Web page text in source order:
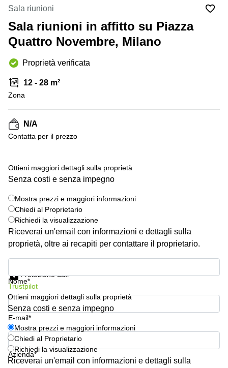
Brescia
Pescara
Verona
Catania
Bologna
Bergamo
Como
Napoli
affitto a
Pescara
Coworking
Lombardy
Business
Toscana
Business
center
Milano
Business
Coworking
Campania
Coworking
Cagliari
Coworking
Pescara
Coworking
Brescia
Affitto
Business
Centers
a
Treviso
Affitto
Business
Centers
a Napoli
Sala riunioni
Sala riunioni in affitto su Piazza
Quattro Novembre, Milano
Proprietà verificata
12 - 28 m²
Zona
N/A
Сontatta per il prezzo
Ottieni maggiori dettagli sulla proprietà
Senza costi e senza impegno
Mostra prezzi e maggiori informazioni
Chiedi al Proprietario
Richiedi la visualizzazione
Riceverai un'email con informazioni e dettagli sulla
proprietà, oltre ai recapiti per contattare il proprietario.
Nome*
E-mail*
Azienda*
Protezione dati
Trustpilot
Ottieni maggiori dettagli sulla proprietà
Senza costi e senza impegno
Mostra prezzi e maggiori informazioni
Chiedi al Proprietario
Richiedi la visualizzazione
Riceverai un'email con informazioni e dettagli sulla